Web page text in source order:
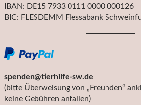
IBAN: DE15 7933 0111 0000 000126
BIC: FLESDEMM Flessabank
spenden@tierhilfe-sw.de
(bitte Überweisung von „Freunden“
keine Gebühren anfallen)